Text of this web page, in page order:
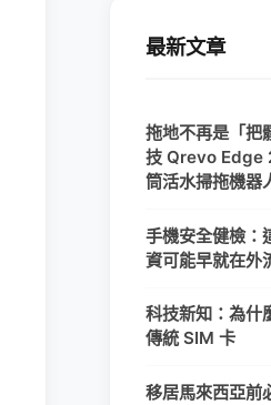
最新文章
拖地不再是「把
技 Qrevo Edge
筒活水掃拖機器
手機安全健檢：
資可能早就在外
科技新知：為什
傳統 SIM 卡
移居馬來西亞前